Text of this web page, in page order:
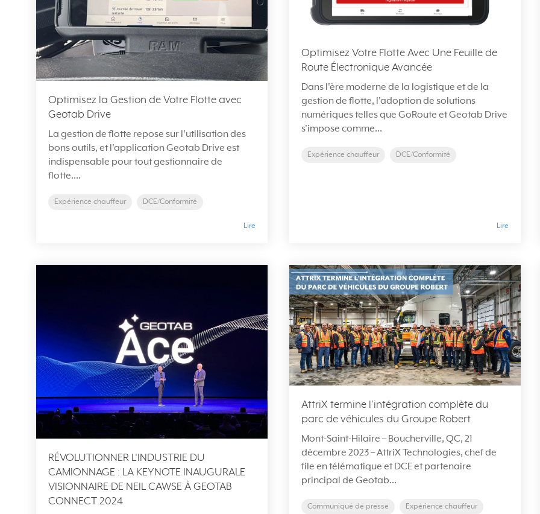
Optimisez la Gestion de Votre Flotte avec
Geotab Drive
La gestion de flotte repose sur l'utilisation des
bons outils, et l'application Geotab Drive est
indispensable pour tout gestionnaire de
flotte....
Expérience chauffeur DCE/Conformité
Lire
Optimisez Votre Flotte Avec Une Feuille de
Route Électronique Avancée
Dans l'ère moderne de la logistique et de la
gestion de flotte, l'adoption de solutions
numériques telles que GoRoute et Geotab Drive
s'impose comme...
Expérience chauffeur DCE/Conformité
Lire
RÉVOLUTIONNER L'INDUSTRIE DU
CAMIONNAGE : LA KEYNOTE INAUGURALE
VISIONNAIRE DE NEIL CAWSE À GEOTAB
CONNECT 2024
AttriX termine l’intégration complète du
parc de véhicules du Groupe Robert
Mont-Saint-Hilaire – Boucherville, QC, 21
décembre 2023 – AttriX Technologies, chef de
file en télématique et DCE et partenaire
principal de Geotab...
Communiqué de presse Expérience chauffeur